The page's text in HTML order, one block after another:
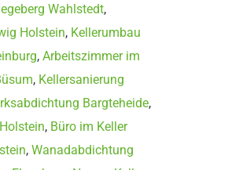
Wahlstedt,
Holstein, Kellerumbau
, Arbeitszimmer im
, Kellersanierung
Bargteheide,
, Büro im Keller
, Wanadabdichtung